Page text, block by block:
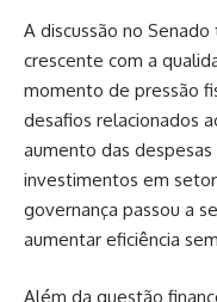
A discussão no
crescente com a
momento de pressão
desafios relacionados
aumento das
investimentos em
governança passou a
aumentar eficiência
Além da questão